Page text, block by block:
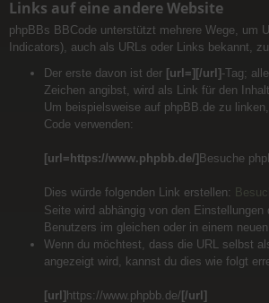
Links auf eine andere Website
phpBBs BBCode unterstützt mehrere Wege, um
Indicators), auch als URLs oder Links bekannt,
Der erste davon ist der [url=][/url] -Tag;
Zeichen angibst, wird als Link für den
Um beispielsweise auf phpBB.de zu
Code verwenden:
[url=https://www.phpbb.de/] Besuche
Dies würde folgenden Link erstellen:
Seite wird abhängig von den Einstellungen
Benutzers im gleichen oder in einem
Wenn du möchtest, dass die URL selbst
angezeigt wird, kannst du dies wie folgt
[url] https://www.phpbb.de/ [/url]